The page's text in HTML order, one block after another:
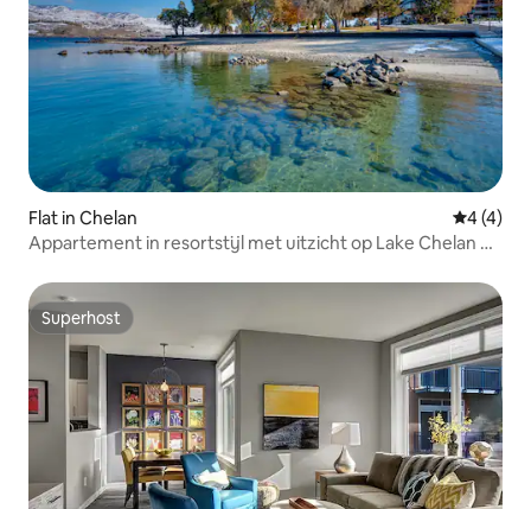
Flat in Chelan
4 (4)
Appartement in resortstijl met uitzicht op Lake Chelan &
Superhost
Superhost